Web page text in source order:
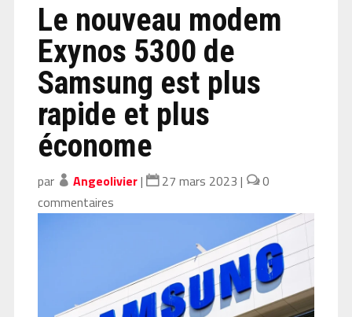
Le nouveau modem
Exynos 5300 de
Samsung est plus
rapide et plus
économe
par Angeolivier| 27 mars 2023 |
0
commentaires